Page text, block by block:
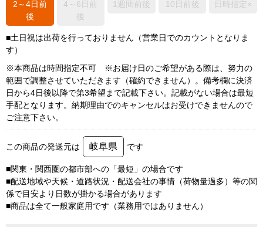
2～4日前
後
4～6日前
後
1週間前後 10日前後 日時指定×
■土日祝は出荷を行っておりません（営業日でのカウントとなりま
す）
※本商品は時間指定不可 ※お届け日のご希望がある際は、努力の
範囲で調整させていただきます（確約できません）。備考欄に決済
日から4日後以降で第3希望まで記載下さい。記載がない場合は最短
手配となります。納期理由でのキャンセルはお受けできませんので
ご注意下さい。
この商品の発送元は 岐阜県 です
■関東・関西圏の都市部への「最短」の場合です
■配送地域や天候・道路状況・配送会社の事情（荷物量過多）等の関
係で目安より日数が掛かる場合があります
■商品は全て一般家庭用です（業務用ではありません）